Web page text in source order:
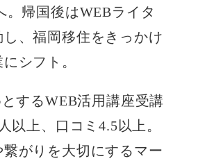
。帰国後はWEBライタ
、福岡移住をきっかけ
シフト。
するWEB活用講座受講
以上、口コミ4.5以上。
繋がりを大切にするマー